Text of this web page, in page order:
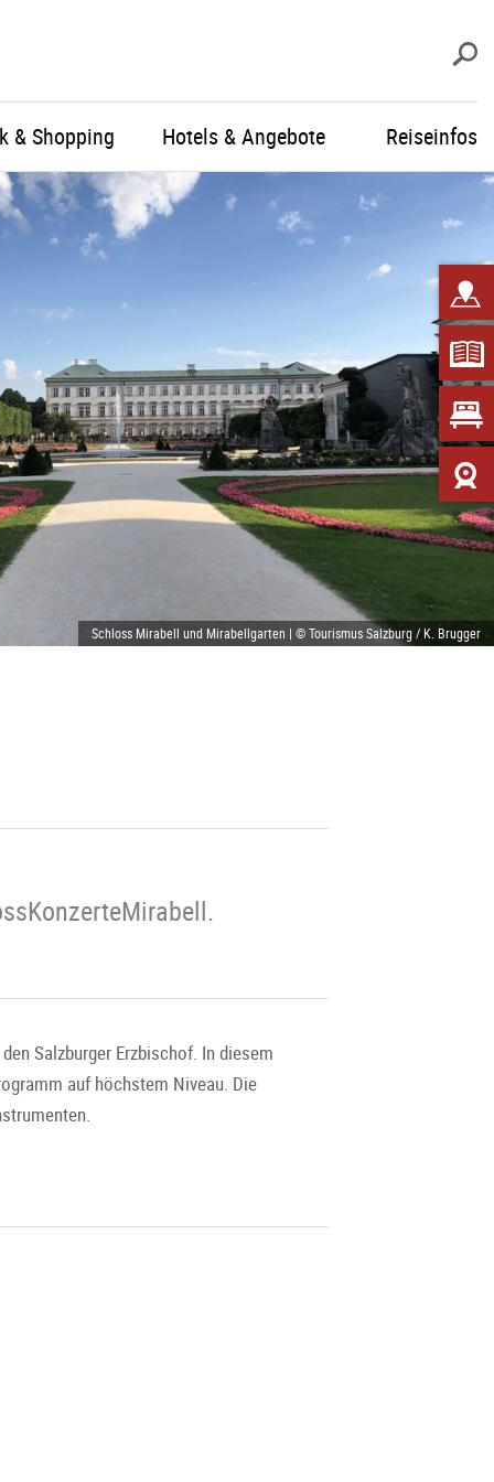
& Shopping Hotels & Angebote Reiseinfos
Schloss Mirabell und Mirabellgarten | © Tourismus Salzburg / K. Brugger
Salzburger Erzbischof. In diesem
auf höchstem Niveau. Die